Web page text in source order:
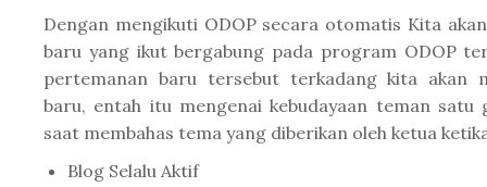
Dengan mengikuti ODOP secara otomatis Kita
baru yang ikut bergabung pada program ODOP
pertemanan baru tersebut terkadang kita akan
baru, entah itu mengenai kebudayaan teman satu
saat membahas tema yang diberikan oleh ketua
Blog Selalu Aktif